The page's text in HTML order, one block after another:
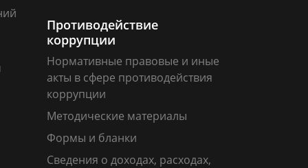
Противодействие
коррупции
Нормативные правовые и иные
акты в сфере противодействия
коррупции
Методические материалы
Формы и бланки
Сведения о доходах, расходах,